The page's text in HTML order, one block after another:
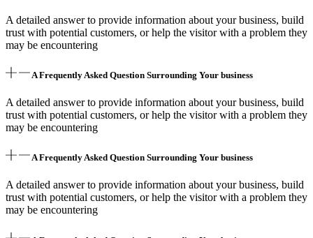
A detailed answer to provide information about your business, build
trust with potential customers, or help the visitor with a problem they
may be encountering
A Frequently Asked Question Surrounding Your business
A detailed answer to provide information about your business, build
trust with potential customers, or help the visitor with a problem they
may be encountering
A Frequently Asked Question Surrounding Your business
A detailed answer to provide information about your business, build
trust with potential customers, or help the visitor with a problem they
may be encountering